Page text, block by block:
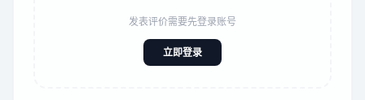
发表评价需要先登录账号
立即登录